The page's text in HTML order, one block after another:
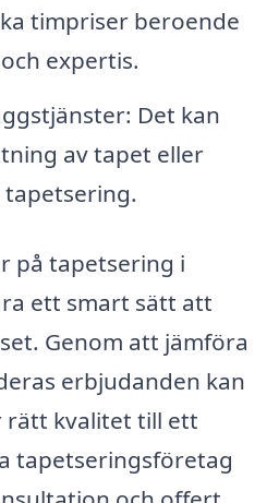
timpriser beroende
expertis.
Det kan
av tapet eller
på tapetsering i
ett smart sätt att
Genom att jämföra
erbjudanden kan
rätt kvalitet till ett
tapetseringsföretag